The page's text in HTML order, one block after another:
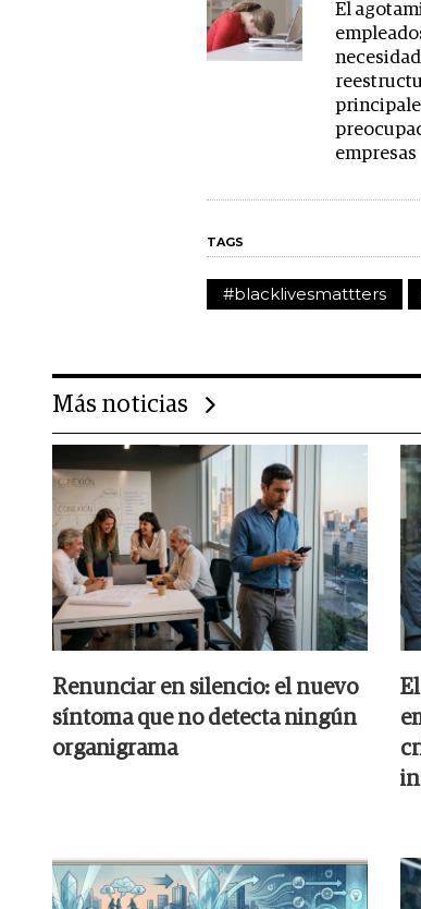
El
empresas
TAGS
#blacklivesmattters
Más noticias
Renunciar en silencio: el nuevo
síntoma que no detecta ningún
organigrama